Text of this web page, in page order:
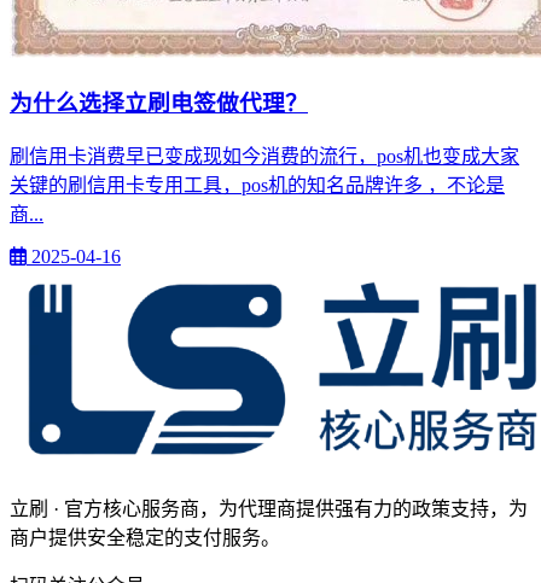
为什么选择立刷电签做代理？
刷信用卡消费早已变成现如今消费的流行，pos机也变成大家
关键的刷信用卡专用工具，pos机的知名品牌许多 ，不论是
商...
2025-04-16
立刷 · 官方核心服务商，为代理商提供强有力的政策支持，为
商户提供安全稳定的支付服务。